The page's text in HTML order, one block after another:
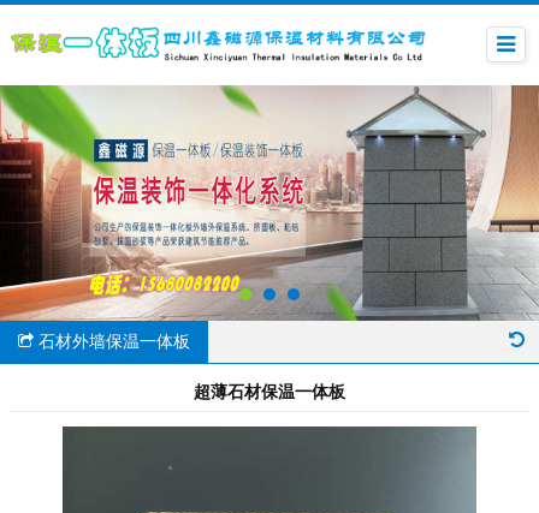
石材外墙保温一体板
超薄石材保温一体板